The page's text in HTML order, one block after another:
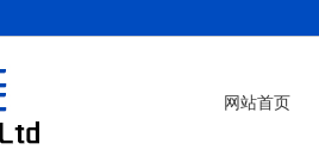
网站首页